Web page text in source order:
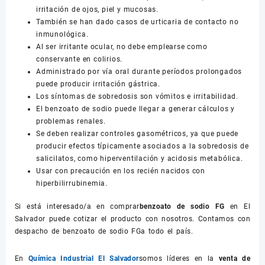
irritación de ojos, piel y mucosas.
También se han dado casos de urticaria de contacto no
inmunológica.
Al ser irritante ocular, no debe emplearse como
conservante en colirios.
Administrado por vía oral durante períodos prolongados
puede producir irritación gástrica.
Los síntomas de sobredosis son vómitos e irritabilidad.
El benzoato de sodio puede llegar a generar cálculos y
problemas renales.
Se deben realizar controles gasométricos, ya que puede
producir efectos típicamente asociados a la sobredosis de
salicilatos, como hiperventilación y acidosis metabólica.
Usar con precaución en los recién nacidos con
hiperbilirrubinemia.
Si está interesado/a en comprar benzoato de sodio FG en El
Salvador puede cotizar el producto con nosotros. Contamos con
despacho de benzoato de sodio FGa todo el país.
En Química Industrial El Salvadorsomos líderes en la venta de